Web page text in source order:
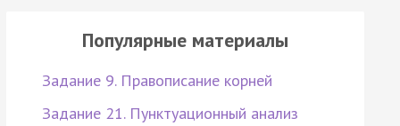
Популярные материалы
Задание 9. Правописание корней
Задание 21. Пунктуационный анализ